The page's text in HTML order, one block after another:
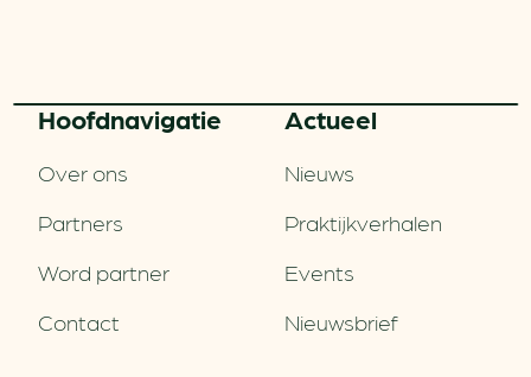
Hoofd­navigatie
Over ons
Partners
Word partner
Contact
Actueel
Nieuws
Praktijkverhalen
Events
Nieuwsbrief